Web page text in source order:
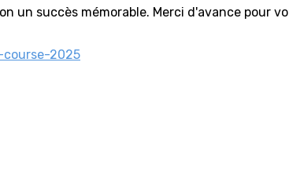
un succès mémorable. Merci d'avance pour
2025